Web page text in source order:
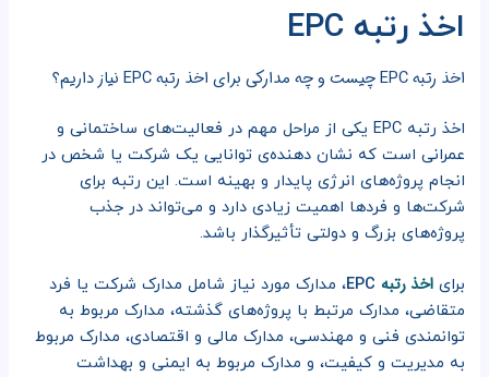
اخذ رتبه EPC
اخذ رتبه EPC چیست و چه مدارکی برای اخذ رتبه EPC نیاز داریم؟
اخذ رتبه EPC یکی از مراحل مهم در فعالیت‌های ساختمانی و
عمرانی است که نشان دهنده‌ی توانایی یک شرکت یا شخص در
انجام پروژه‌های انرژی پایدار و بهینه است. این رتبه برای
شرکت‌ها و فرد‌ها اهمیت زیادی دارد و می‌تواند در جذب
پروژه‌های بزرگ و دولتی تأثیرگذار باشد.
برایاخذ رتبه
، مدارک مورد نیاز شامل مدارک شرکت یا فرد
متقاضی، مدارک مرتبط با پروژه‌های گذشته، مدارک مربوط به
توانمندی فنی و مهندسی، مدارک مالی و اقتصادی، مدارک مربوط
به مدیریت و کیفیت، و مدارک مربوط به ایمنی و بهداشت